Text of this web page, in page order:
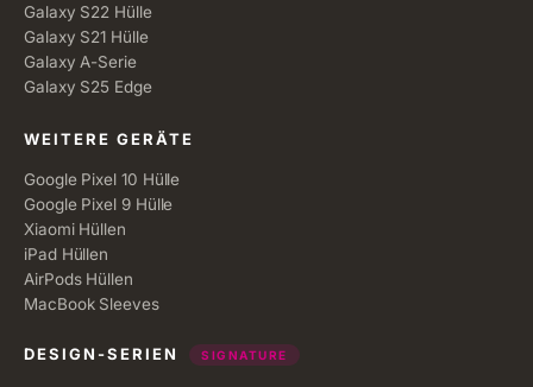
Galaxy S22 Hülle
Galaxy S21 Hülle
Galaxy A-Serie
Galaxy S25 Edge
WEITERE GERÄTE
Google Pixel 10 Hülle
Google Pixel 9 Hülle
Xiaomi Hüllen
iPad Hüllen
AirPods Hüllen
MacBook Sleeves
DESIGN-SERIEN SIGNATURE